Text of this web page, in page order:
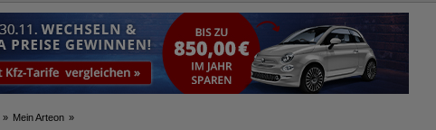
» Mein Arteon »